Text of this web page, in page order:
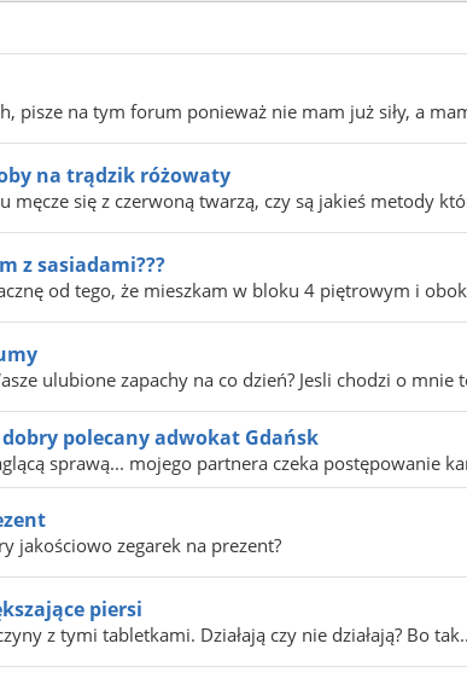
pisze na tym forum ponieważ nie mam już siły, a
na trądzik różowaty
męcze się z czerwoną twarzą, czy są jakieś metody
z sasiadami???
od tego, że mieszkam w bloku 4 piętrowym i
ulubione zapachy na co dzień? Jesli chodzi o mnie
polecany adwokat Gdańsk
sprawą... mojego partnera czeka postępowanie
jakościowo zegarek na prezent?
piersi
z tymi tabletkami. Działają czy nie działają? Bo